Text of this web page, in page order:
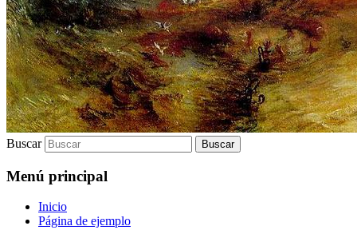
Buscar
Menú principal
Inicio
Página de ejemplo